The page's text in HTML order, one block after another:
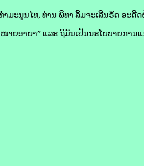
ະນູນ​ໄທ, ທ່ານ ພິ​ທາ ລິ້ມ​ຈະເລີນ​ຣັດ ອະດີ
າຍ​ອາຍາ” ແລະ ຖື​ມັນ​ເປັນ​ນະໂຍບາຍ​ການ​